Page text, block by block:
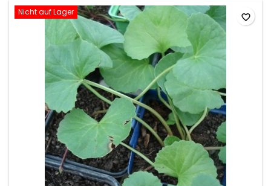
Nicht auf Lager favorite_border